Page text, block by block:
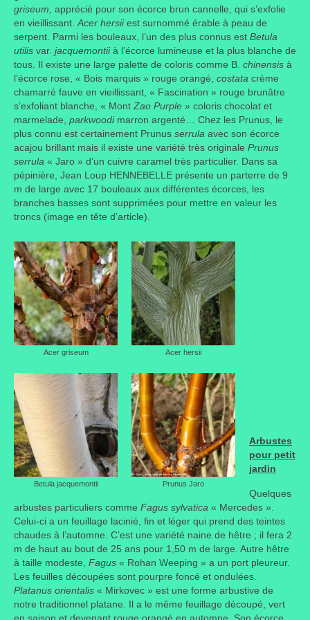
griseum, apprécié pour son écorce brun cannelle, qui s’exfolie
en vieillissant. Acer hersiiest surnommé érable à peau de
serpent. Parmi les bouleaux, l’un des plus connus est Betula
utilis var. jacquemontiià l’écorce lumineuse et la plus blanche de
tous. Il existe une large palette de coloris comme B. chinensis à
l’écorce rose, « Bois marquis » rouge orangé, costata crème
chamarré fauve en vieillissant, « Fascination » rouge brunâtre
s’exfoliant blanche, « Mont Zao Purple » coloris chocolat et
marmelade, parkwoodimarron argenté… Chez les Prunus, le
plus connu est certainement Prunus serrula avec son écorce
acajou brillant mais il existe une variété très originale Prunus
serrula « Jaro » d’un cuivre caramel très particulier. Dans sa
pépinière, Jean Loup HENNEBELLE présente un parterre de 9
m de large avec 17 bouleaux aux différentes écorces, les
branches basses sont supprimées pour mettre en valeur les
troncs (image en tête d’article).
Acer griseum Acer hersii
Betula jacquemontii Prunus Jaro
Arbustes
pour petit
jardin
Quelques
arbustes particuliers comme Fagus sylvatica « Mercedes ».
Celui-ci a un feuillage lacinié, fin et léger qui prend des teintes
chaudes à l’automne. C’est une variété naine de hêtre ; il fera 2
m de haut au bout de 25 ans pour 1,50 m de large. Autre hêtre
à taille modeste, Fagus « Rohan Weeping » a un port pleureur.
Les feuilles découpées sont pourpre foncé et ondulées.
Platanus orientalis « Mirkovec » est une forme arbustive de
notre traditionnel platane. Il a le même feuillage découpé, vert